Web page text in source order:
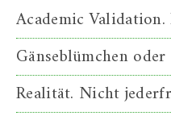
Academic
Gänseblümchen oder
Realität. Nicht